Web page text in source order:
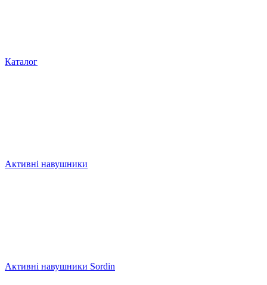
Каталог
Активні навушники
Активні навушники Sordin